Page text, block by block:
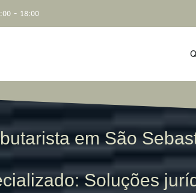
- 18:00
em São
Soluções